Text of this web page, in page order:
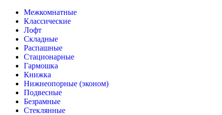
Межкомнатные
Классические
Лофт
Складные
Распашные
Стационарные
Гармошка
Книжка
Нижнеопорные (эконом)
Подвесные
Безрамные
Стеклянные